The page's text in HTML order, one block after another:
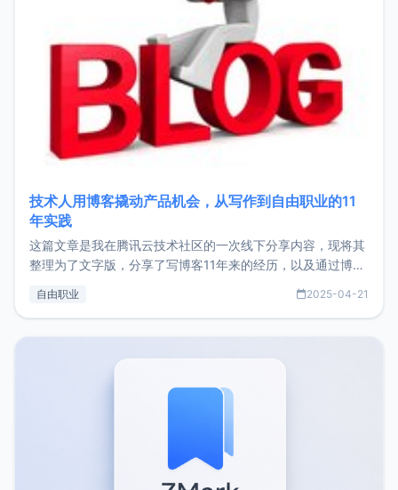
技术人用博客撬动产品机会，从写作到自由职业的11
年实践
这篇文章是我在腾讯云技术社区的一次线下分享内容，现将其
整理为了文字版，分享了写博客11年来的经历，以及通过博客
了我的首个产品ImgURL的真实数据和产品现状。自我介绍大
自由职业 2025-04-21